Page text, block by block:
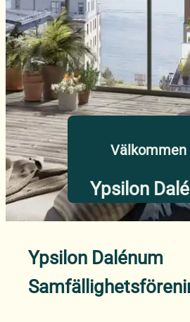
Ypsilon
Ypsilon Dalénum